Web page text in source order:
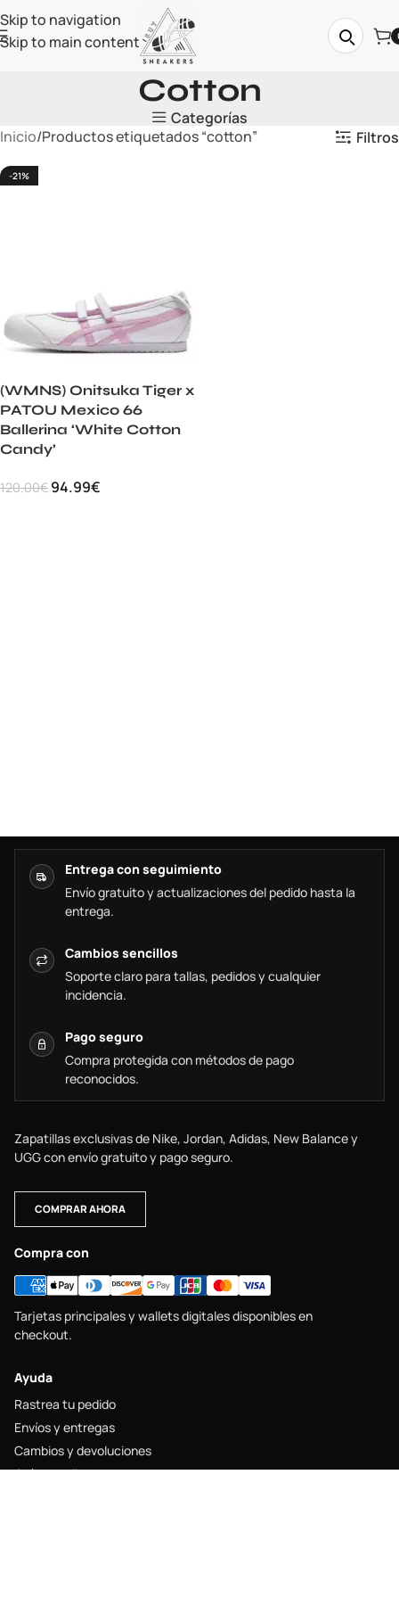
Skip to navigation
Skip to main content
Cotton
Categorías
Inicio Productos etiquetados “cotton” Filtros
-21%
(WMNS) Onitsuka Tiger x
PATOU Mexico 66
Ballerina ‘White Cotton
Candy’
120.00€ 94.99€
Entrega con seguimiento
Envío gratuito y actualizaciones del pedido hasta la
entrega.
Cambios sencillos
Soporte claro para tallas, pedidos y cualquier
incidencia.
Pago seguro
Compra protegida con métodos de pago
reconocidos.
Zapatillas exclusivas de Nike, Jordan, Adidas, New Balance y
UGG con envío gratuito y pago seguro.
COMPRAR AHORA
Compra con
Tarjetas principales y wallets digitales disponibles en
checkout.
Ayuda
Rastrea tu pedido
Envíos y entregas
Cambios y devoluciones
Guía de tallas